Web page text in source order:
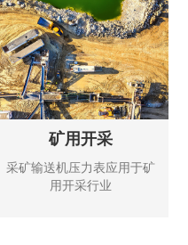
矿用开采
采矿输送机压力表应用于矿
用开采行业